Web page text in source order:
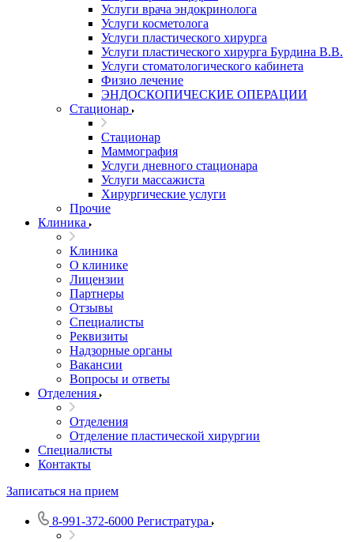
Услуги врача эндокринолога
Услуги косметолога
Услуги пластического хирурга
Услуги пластического хирурга Бурдина В.В.
Услуги стоматологического кабинета
Физио лечение
ЭНДОСКОПИЧЕСКИЕ ОПЕРАЦИИ
Стационар
Стационар
Маммография
Услуги дневного стационара
Услуги массажиста
Хирургические услуги
Прочие
Клиника
Клиника
О клинике
Лицензии
Партнеры
Отзывы
Специалисты
Реквизиты
Надзорные органы
Вакансии
Вопросы и ответы
Отделения
Отделения
Отделение пластической хирургии
Специалисты
Контакты
Записаться на прием
8-991-372-6000 Регистратура